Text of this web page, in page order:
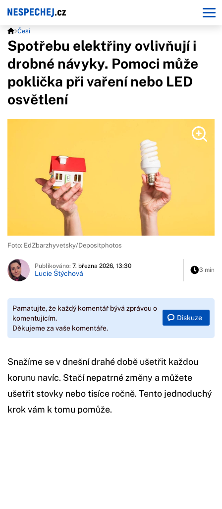
Češi
Spotřebu elektřiny ovlivňují i
drobné návyky. Pomoci může
poklička při vaření nebo LED
osvětlení
Foto: EdZbarzhyvetsky/Depositphotos
Publikováno: 7. března 2026, 13:30
Lucie Štýchová 3 min
Pamatujte, že každý komentář bývá zprávou o
komentujícím.
Děkujeme za vaše komentáře.
Diskuze
Snažíme se v dnešní drahé době ušetřit každou
korunu navíc. Stačí nepatrné změny a můžete
ušetřit stovky nebo tisíce ročně. Tento jednoduchý
krok vám k tomu pomůže.